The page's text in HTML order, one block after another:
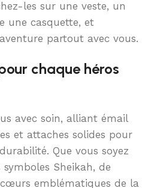
les sur une veste, un
une casquette, et
partout avec vous.
chaque héros
avec soin, alliant émail
et attaches solides pour
Que vous soyez
symboles Sheikah, de
cœurs emblématiques de la